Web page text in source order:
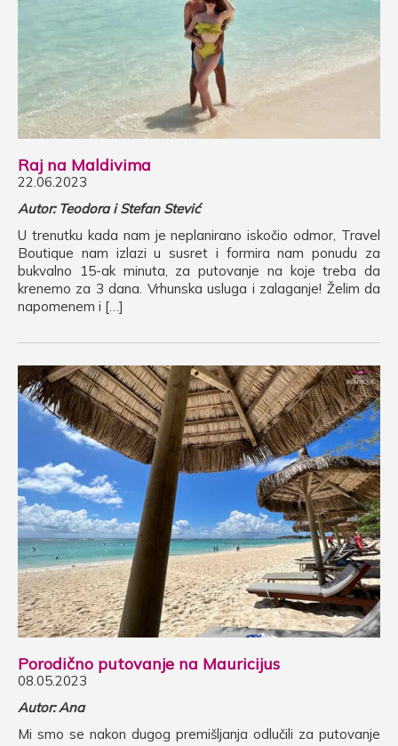
Raj na Maldivima
22.06.2023
Autor: Teodora i Stefan Stević
U trenutku kada nam je neplanirano iskočio odmor, Travel
Boutique nam izlazi u susret i formira nam ponudu za
bukvalno 15-ak minuta, za putovanje na koje treba da
krenemo za 3 dana. Vrhunska usluga i zalaganje! Želim da
napomenem i […]
Porodično putovanje na Mauricijus
08.05.2023
Autor: Ana
Mi smo se nakon dugog premišljanja odlučili za putovanje